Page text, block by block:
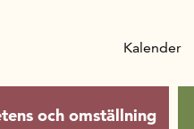
och omställning
Kalender